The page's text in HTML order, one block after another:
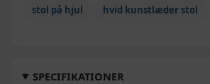
stol på hjul
hvid kunstlæder stol
SPECIFIKATIONER